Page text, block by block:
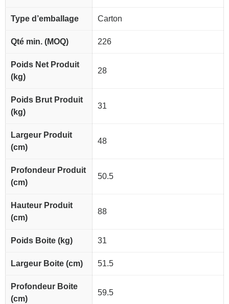
Type d’emballage Carton
Qté min. (MOQ) 226
Poids Net Produit
(kg)
28
Poids Brut Produit
(kg)
31
Largeur Produit
(cm)
48
Profondeur Produit
(cm)
50.5
Hauteur Produit
(cm)
88
Poids Boite (kg) 31
Largeur Boite (cm) 51.5
Profondeur Boite
(cm)
59.5